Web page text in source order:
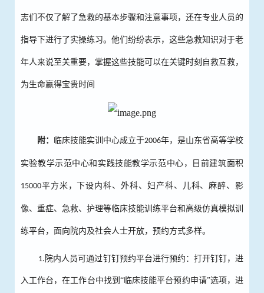
志们不仅了解了急救的基本步骤和注意事项，还在专业人员的
指导下进行了实操练习。他们纷纷表示，这些急救知识对于老
年人来说至关重要，掌握这些技能可以在关键时刻自救互救，
为生命赢得宝贵时间
附： 临床技能实训中心成立于2006年，是山东省高等学校
实验教学示范中心和实践技能教学示范中心， 目前建筑面积
15000平方米，下设内科、外科、妇产科、儿科、麻醉、影
像、重症、急救、护理等临床技能训练平台和高级仿真模拟训
练平台， 面向院内及社会人士开放，预约方式多样。
1. 院内人员可通过钉钉预约平台进行预约：打开钉钉，进
入工作台，在工作台中找到“临床技能平台预约申请”选项，进